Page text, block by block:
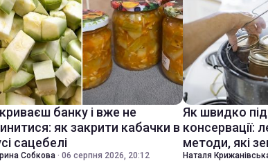
банку і вже не
як закрити кабачки в
сацебелі
Собкова · 06 серпня 2026, 20:12
Як швидко
консервації:
методи, які
Наталя